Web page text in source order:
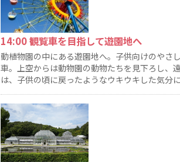
14:00 観覧車を目指して遊園地へ
動植物園の中にある遊園地へ。子供向けのやさ
車。上空からは動物園の動物たちを見下ろし、
は、子供の頃に戻ったようなウキウキした気分に